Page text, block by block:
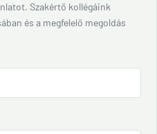
Szakértő kollégáink
és a megfelelő megoldás